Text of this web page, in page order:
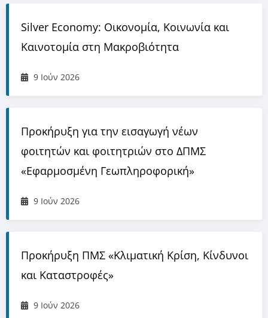
Silver Economy: Οικονομία, Κοινωνία και
Καινοτομία στη Μακροβιότητα
9 Ιούν 2026
Προκήρυξη για την εισαγωγή νέων
φοιτητών και φοιτητριών στο ΔΠΜΣ
«Εφαρμοσμένη Γεωπληροφορική»
9 Ιούν 2026
Προκήρυξη ΠΜΣ «Κλιματική Κρίση, Κίνδυνοι
και Καταστροφές»
9 Ιούν 2026